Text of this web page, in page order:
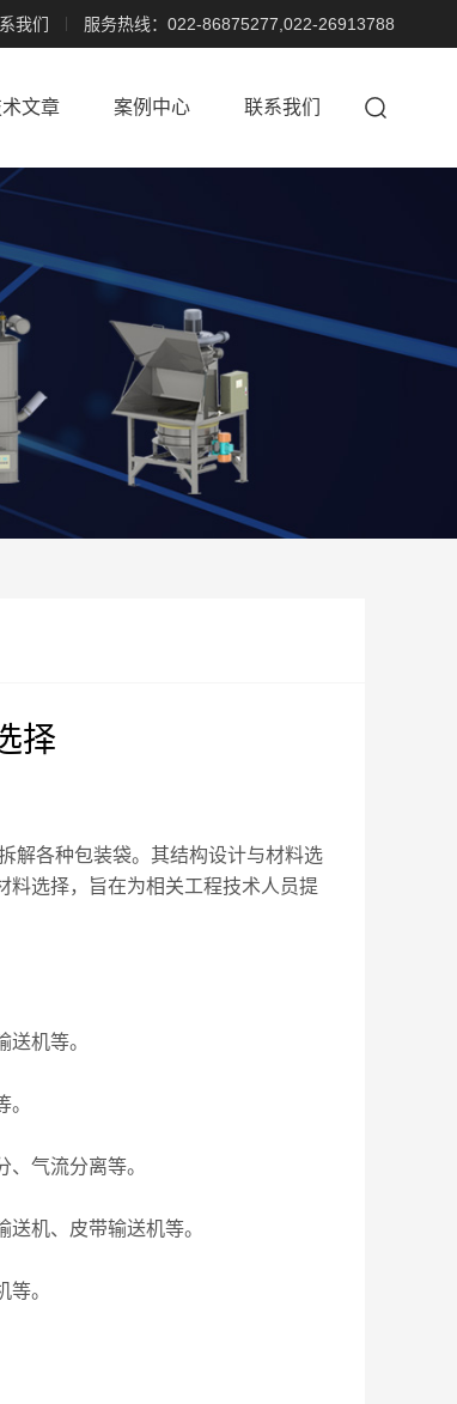
我们 服务热线：022-86875277,022-26913788
文章 案例中心 联系我们
择
各种包装袋。其结构设计与材料选
料选择，旨在为相关工程技术人员提
机等。
气流分离等。
机、皮带输送机等。
。